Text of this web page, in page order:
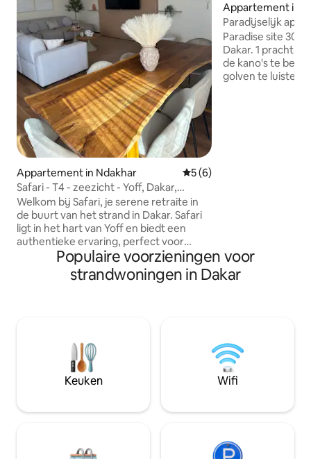
Appartement in Ndakhar Gemiddelde beoordeling
5 (6)
Safari - T4 - zeezicht - Yoff, Dakar,
Senegal
Welkom bij Safari, je serene retraite in
de buurt van het strand in Dakar. Safari
ligt in het hart van Yoff en biedt een
authentieke ervaring, perfect voor
diegenen die op zoek zijn naar
ontspanning en een verbinding met de
levendige lokale sfeer. Het strand ligt op
uitzicht waarderen. Het appartement
heeft een goed uitgeruste keuken,
twee slaapkamers en twee badkamers
*Elektriciteit is voor rekening van de gast
Appartement in
Paradijselijk
l'eau" - airco -
Paradise site
Dakar. 1 prachtig
de kano's te
golven te
Populaire voorzieningen voor
strandwoningen in Dakar
Keuken Wifi